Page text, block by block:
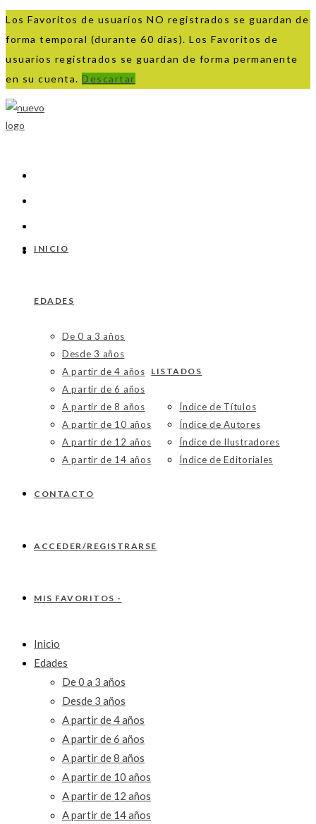
Los Favoritos de usuarios NO registrados se guardan de
forma temporal (durante 60 días). Los Favoritos de
usuarios registrados se guardan de forma permanente
en su cuenta. Descartar
Ir
al
INICIO
EDADES
De 0 a 3 años
Desde 3 años
A partir de 4 años
A partir de 6 años
A partir de 8 años
A partir de 10 años
A partir de 12 años
A partir de 14 años
LISTADOS
Índice de Títulos
Índice de Autores
Índice de Ilustradores
Índice de Editoriales
CONTACTO
ACCEDER/REGISTRARSE
MIS FAVORITOS -
Inicio
Edades
De 0 a 3 años
Desde 3 años
A partir de 4 años
A partir de 6 años
A partir de 8 años
A partir de 10 años
A partir de 12 años
A partir de 14 años